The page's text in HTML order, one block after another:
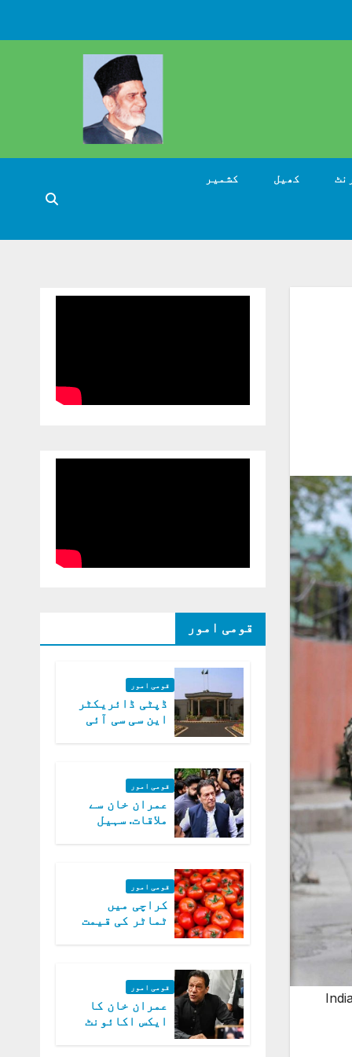
کھیل کشمیر
قومی امور
قومی امور
ڈپٹی ڈائریکٹر
این سی سی آئی
قومی امور
عمران خان سے
ملاقات. سہیل
قومی امور
کراچی میں
ٹماٹر کی قیمت
قومی امور
عمران خان کا
ایکس اکائونٹ